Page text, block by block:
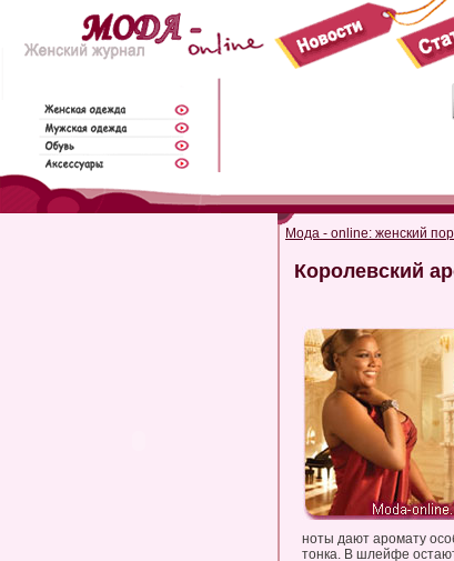
Мода - online: женский
Королевский
ноты дают аромату
тонка. В шлейфе